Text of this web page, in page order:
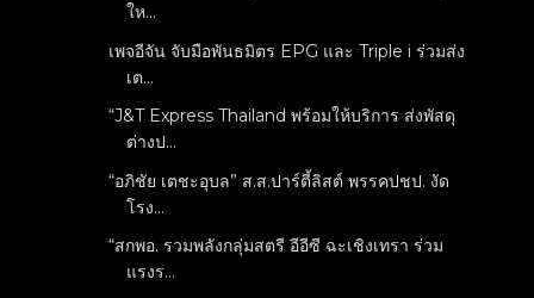
ให...
เพจอีจัน จับมือพันธมิตร EPG และ Triple i ร่วมส่ง
เต...
“J&T Express Thailand พร้อมให้บริการ ส่งพัสดุ
ต่างป...
“อภิชัย เตชะอุบล” ส.ส.ปาร์ตี้ลิสต์ พรรคปชป. งัด
โรง...
“สกพอ. รวมพลังกลุ่มสตรี อีอีซี ฉะเชิงเทรา ร่วม
แรงร...